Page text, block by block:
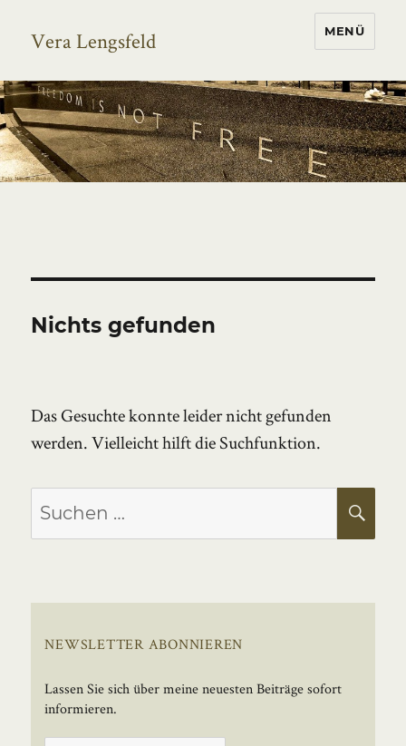
Vera Lengsfeld MENÜ
Nichts gefunden
Das Gesuchte konnte leider nicht gefunden
werden. Vielleicht hilft die Suchfunktion.
Suchen
nach:
NEWSLETTER ABONNIEREN
Lassen Sie sich über meine neuesten Beiträge sofort
informieren.